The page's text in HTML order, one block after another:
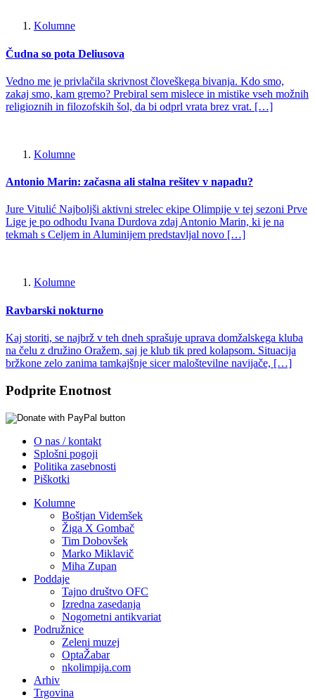
Kolumne
Čudna so pota Deliusova
Vedno me je privlačila skrivnost človeškega bivanja. Kdo smo,
zakaj smo, kam gremo? Prebiral sem mislece in mistike vseh možnih
religioznih in filozofskih šol, da bi odprl vrata brez vrat. […]
Kolumne
Antonio Marin: začasna ali stalna rešitev v napadu?
Jure Vitulić Najboljši aktivni strelec ekipe Olimpije v tej sezoni Prve
Lige je po odhodu Ivana Durdova zdaj Antonio Marin, ki je na
tekmah s Celjem in Aluminijem predstavljal novo […]
Kolumne
Ravbarski nokturno
Kaj storiti, se najbrž v teh dneh sprašuje uprava domžalskega kluba
na čelu z družino Oražem, saj je klub tik pred kolapsom. Situacija
bržkone zelo zanima tamkajšnje sicer maloštevilne navijače, […]
Podprite Enotnost
O nas / kontakt
Splošni pogoji
Politika zasebnosti
Piškotki
Kolumne
Boštjan Videmšek
Žiga X Gombač
Tim Dobovšek
Marko Miklavič
Miha Zupan
Poddaje
Tajno društvo OFC
Izredna zasedanja
Nogometni antikvariat
Podružnice
Zeleni muzej
OptaŽabar
nkolimpija.com
Arhiv
Trgovina